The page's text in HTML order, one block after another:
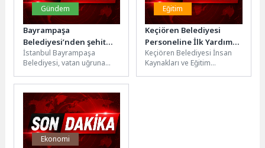
Gündem
Bayrampaşa
Belediyesi’nden şehit
Özcan İlhan’a anlamlı
vefa
İstanbul Bayrampaşa
Belediyesi, vatan uğruna
Uzman Çavuş Özcan İlhan’ın
aziz hatırasını...
Eğitim
Keçiören Belediyesi
Personeline İlk Yardım
Eğitimi Verildi
Keçiören Belediyesi İnsan
Kaynakları ve Eğitim
Ekonomi